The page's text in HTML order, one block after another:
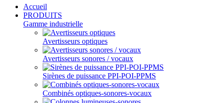
Accueil
PRODUITS
Gamme industrielle
Avertisseurs optiques
Avertisseurs sonores / vocaux
Sirènes de puissance PPI-POI-PPMS
Combinés optiques-sonores-vocaux